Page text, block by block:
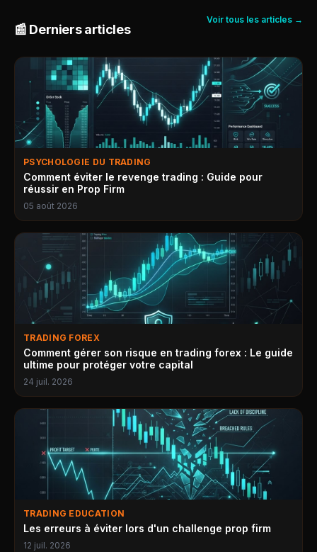
📰 Derniers articles
Voir tous les articles →
PSYCHOLOGIE DU TRADING
Comment éviter le revenge trading : Guide pour
réussir en Prop Firm
05 août 2026
TRADING FOREX
Comment gérer son risque en trading forex : Le guide
ultime pour protéger votre capital
24 juil. 2026
TRADING EDUCATION
Les erreurs à éviter lors d'un challenge prop firm
12 juil. 2026